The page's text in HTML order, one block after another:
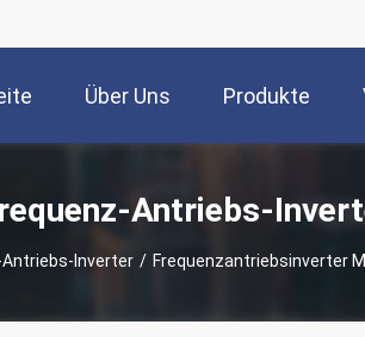
Über Uns Produkte
Antriebs-
Inverter / Frequenzantriebsinverter